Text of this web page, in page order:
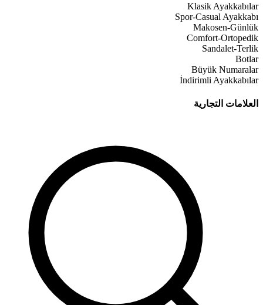
Klasik Ayakkabılar
Spor-Casual Ayakkabı
Makosen-Günlük
Comfort-Ortopedik
Sandalet-Terlik
Botlar
Büyük Numaralar
İndirimli Ayakkabılar
العلامات التجارية